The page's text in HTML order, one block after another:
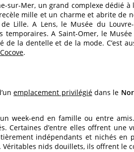
sur-Mer, un grand complexe dédié
mille et un charme et abrite de
Lille. A Lens, le Musée du
A Saint-Omer, le
de la dentelle et de la mode.C’est
.
emplacement privilégiédans le
week-end en famille ou entre
Certaines d’entre elles offrent
indépendants et nichés en
nids douillets, ils offrent le